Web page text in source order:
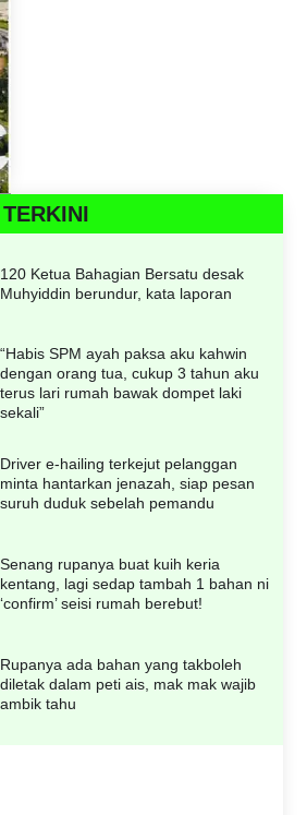
120 Ketua Bahagian Bersatu desak
Muhyiddin berundur, kata laporan
“Habis SPM ayah paksa aku kahwin
dengan orang tua, cukup 3 tahun aku
terus lari rumah bawak dompet laki
sekali”
Driver e-hailing terkejut pelanggan
minta hantarkan jenazah, siap pesan
suruh duduk sebelah pemandu
Senang rupanya buat kuih keria
kentang, lagi sedap tambah 1 bahan ni
‘confirm’ seisi rumah berebut!
Rupanya ada bahan yang takboleh
diletak dalam peti ais, mak mak wajib
ambik tahu